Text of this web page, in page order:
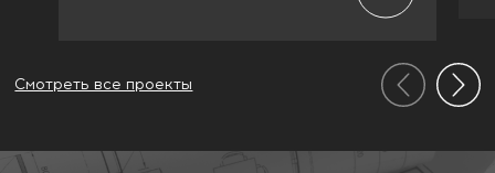
Смотреть все проекты